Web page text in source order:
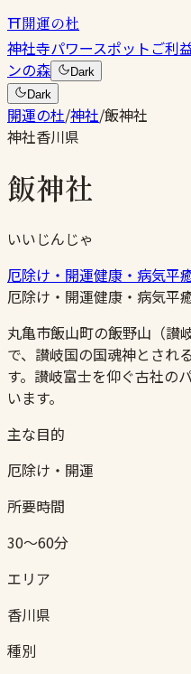
⛩開運の杜
神社寺パワースポットご利
ンの森
Dark
Dark
開運の杜/神社/飯神社
神社香川県
飯神社
いいじんじゃ
厄除け・開運健康・病気平
厄除け・開運健康・病気平
丸亀市飯山町の飯野山（讃
で、讃岐国の国魂神とされ
す。讃岐富士を仰ぐ古社の
います。
主な目的
厄除け・開運
所要時間
30〜60分
エリア
香川県
種別